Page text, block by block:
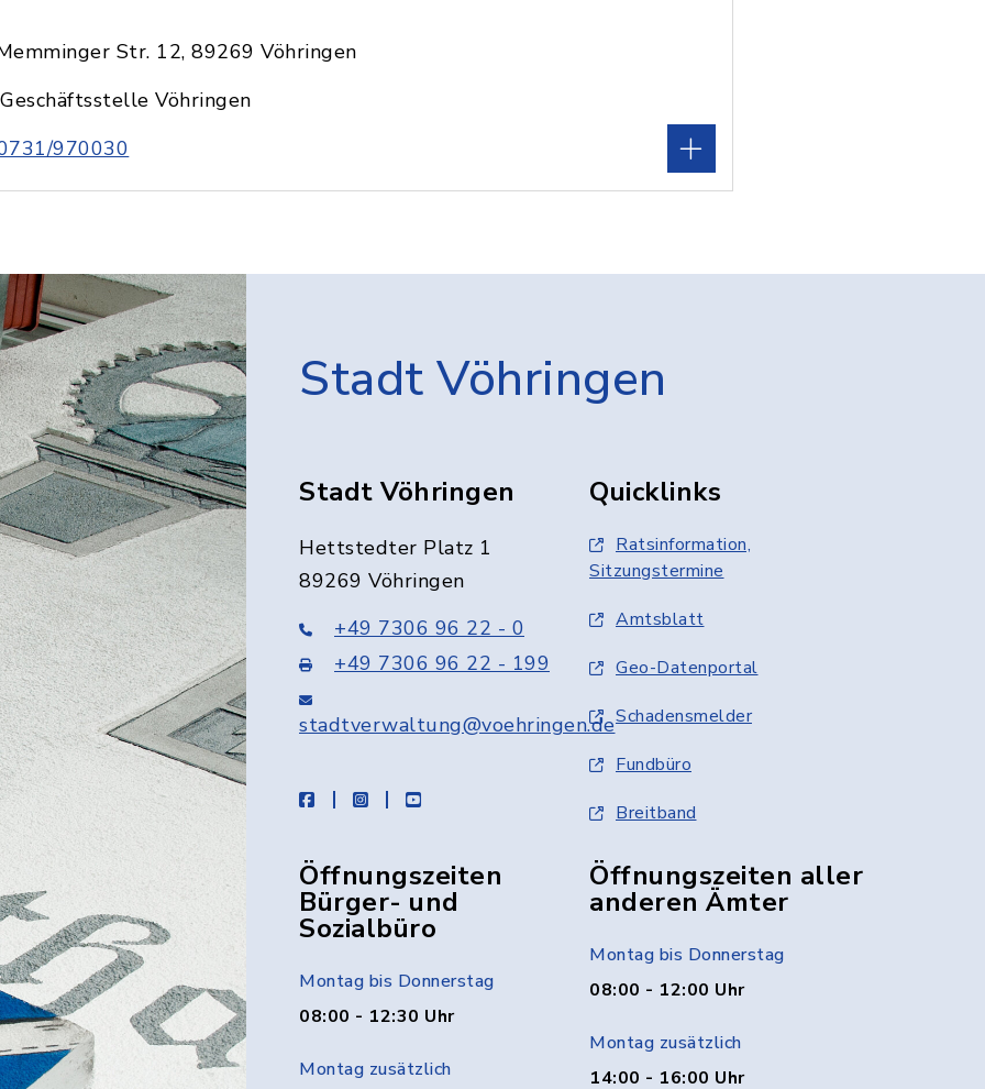
Str. 12, 89269 Vöhringen
Vöhringen
970030
Stadt Vöhringen
Stadt Vöhringen
Hettstedter Platz 1
89269 Vöhringen
+49 7306 96 22 - 0
+49 7306 96 22 - 199
stadtverwaltung@voehringen.de
facebookinstagramyoutube
Quicklinks
Ratsinformation,
Sitzungstermine
Amtsblatt
Geo-Datenportal
Schadensmelder
Fundbüro
Breitband
Öffnungszeiten
Bürger- und
Sozialbüro
Montag bis Donnerstag
08:00 - 12:30 Uhr
Montag zusätzlich
Öffnungszeiten aller
anderen Ämter
Montag bis Donnerstag
08:00 - 12:00 Uhr
Montag zusätzlich
14:00 - 16:00 Uhr